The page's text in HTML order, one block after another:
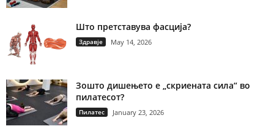
Што претставува фасција?
Здравје May 14, 2026
Зошто дишењето е „скриената сила“ во
пилатесот?
Пилатес January 23, 2026